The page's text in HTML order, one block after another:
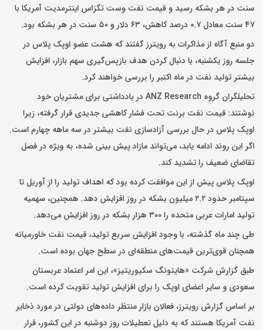
سنت در هر بشکه رسید و قیمت نفت وست تگزاس اینترمدیت آمریکا با
۴۷ سنت معادل ۰.۷ درصد کاهش، ۶۳ دلار و ۵۰ سنت در هر بشکه بود.
دو منبع آگاه از مذاکرات به رویترز گفتند که هشت عضو اوپک پلاس در
جلسه‌ روز یکشنبه، با دنبال کردن هدف بازپس‌گیری سهم بازار، افزایش
بیشتر تولید نفت در ماه اکتبر را بررسی خواهند کرد.
تحلیلگران گروه ANZ Research در یادداشتی برای مشتریان خود
نوشتند: قیمت نفت برنت تحت فشار کاهشی جدیدی قرار گرفته، زیرا
اوپک پلاس در حال بررسی آزادسازی نفت بیشتر در سه ماهه چهارم است.
اگر این روند ادامه یابد، می‌تواند مازاد پیش بینی شده، به ویژه در فصل
تقاضای ضعیف را تشدید کند.
اوپک پلاس پیش از این موافقت کرده بود که اهداف تولید را از آوریل تا
سپتامبر حدود ۲.۲ میلیون بشکه در روز افزایش دهد. همچنین، سهمیه
تولید امارات عربی متحده را ۳۰۰ هزار بشکه در روز افزایش می‌دهد.
طی چند ماه گذشته، با وجود افزایش سریع تولید، قیمت نفت خاورمیانه
همچنان قوی‌ترین قیمت‌های منطقه‌ای در سطح جهان بوده است.
طبق گزارش شرکت «هایتونگ سکیوریتیز»، این امر اعتماد عربستان
سعودی و سایر اعضای اوپک را برای افزایش تولید تقویت کرده است.
بر اساس گزارش رویترز، فعالان بازار منتظر داده‌های دولتی در مورد ذخایر
نفت آمریکا هستند که به دلیل تعطیلات روز دوشنبه در این کشور، قرار